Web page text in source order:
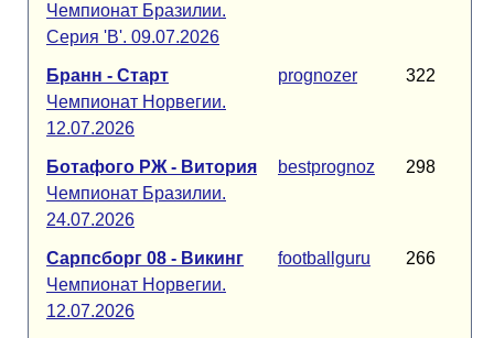
Чемпионат Бразилии.
Серия 'B'. 09.07.2026
Бранн - Старт
Чемпионат Норвегии.
12.07.2026
prognozer 322
Ботафого РЖ - Витория
Чемпионат Бразилии.
24.07.2026
bestprognoz 298
Сарпсборг 08 - Викинг
Чемпионат Норвегии.
12.07.2026
footballguru 266